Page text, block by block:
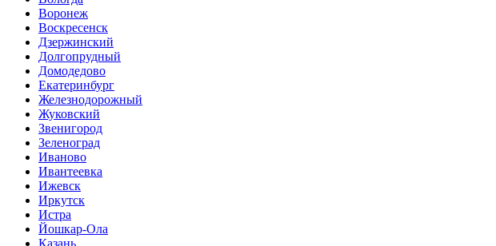
Воронеж
Воскресенск
Дзержинский
Долгопрудный
Домодедово
Екатеринбург
Железнодорожный
Жуковский
Звенигород
Зеленоград
Иваново
Ивантеевка
Ижевск
Иркутск
Истра
Йошкар-Ола
Казань